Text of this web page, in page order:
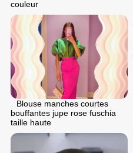
couleur
Blouse manches courtes
bouffantes jupe rose fuschia
taille haute